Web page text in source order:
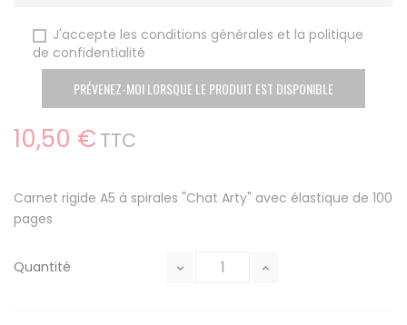
J'accepte les conditions générales et la politique
de confidentialité
PRÉVENEZ-MOI LORSQUE LE PRODUIT EST DISPONIBLE
10,50 € TTC
Carnet rigide A5 à spirales "Chat Arty" avec élastique de 100
pages
Quantité